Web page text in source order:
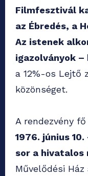
Filmfesztivál
az Ébredés, a
Az istenek
igazolványok
a 12%-os Lejtő
közönséget.
A rendezvény
1976. június
sor a hivatalos
Művelődési